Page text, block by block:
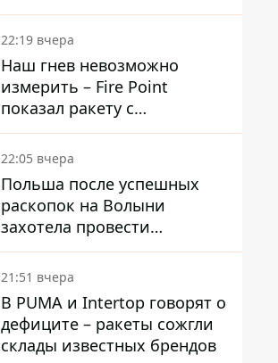
раскрыли детали
22:19 вчера
Наш гнев невозможно
измерить – Fire Point
показал ракету с
загадочной отметкой 723
22:05 вчера
Польша после успешных
раскопок на Волыни
захотела провести
эксгумацию в новых местах
21:51 вчера
В PUMA и Intertop говорят о
дефиците – ракеты сожгли
склады известных брендов